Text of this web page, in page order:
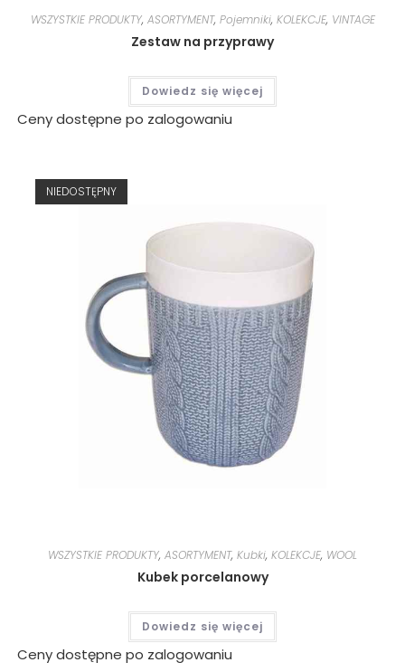
WSZYSTKIE PRODUKTY, ASORTYMENT, Pojemniki, KOLEKCJE, VINTAGE
Zestaw na przyprawy
Dowiedz się więcej
Ceny dostępne po zalogowaniu
NIEDOSTĘPNY
WSZYSTKIE PRODUKTY, ASORTYMENT, Kubki, KOLEKCJE, WOOL
Kubek porcelanowy
Dowiedz się więcej
Ceny dostępne po zalogowaniu